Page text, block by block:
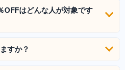
OFFはどんな人が対象です
すか？